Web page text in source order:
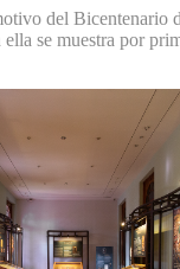
del Bicentenario
se muestra por